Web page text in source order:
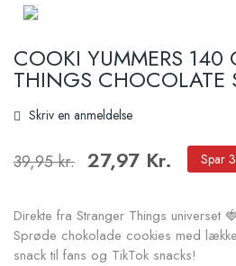
COOKI YUMMERS 140
THINGS CHOCOLATE
Skriv en anmeldelse
39,95 kr. 27,97 Kr. Spar
Direkte fra Stranger Things universet
Sprøde chokolade cookies med
snack til fans og TikTok snacks!